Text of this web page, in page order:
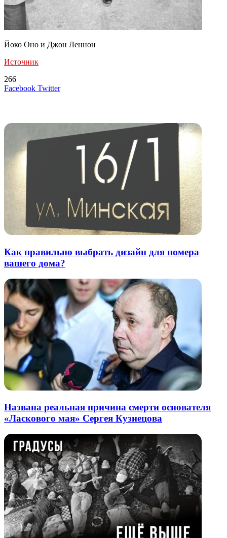
Йоко Оно и Джон Леннон
Источник
266
Facebook TwitterLinkedIn
Tumblr
Reddit
Вконтакте
Одноклассники
Skype
Messenger
Messenger
WhatsApp
Telegram
Viber
Line
Поделиться
Печатать
Как правильно выбрать дизайн для номера
вашего дома?
Названа реальная причина смерти основателя
«Ласкового мая» Сергея Кузнецова